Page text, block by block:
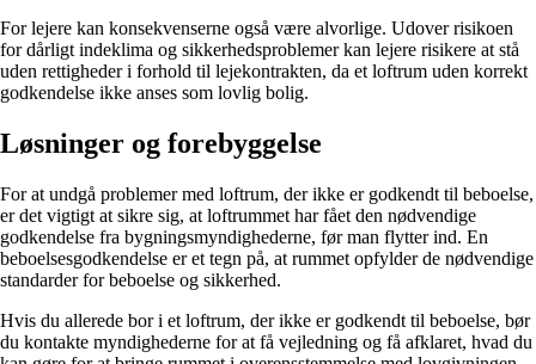
For lejere kan konsekvenserne også være alvorlige. Udover risikoen
for dårligt indeklima og sikkerhedsproblemer kan lejere risikere at stå
uden rettigheder i forhold til lejekontrakten, da et loftrum uden korrekt
godkendelse ikke anses som lovlig bolig.
Løsninger og forebyggelse
For at undgå problemer med loftrum, der ikke er godkendt til beboelse,
er det vigtigt at sikre sig, at loftrummet har fået den nødvendige
godkendelse fra bygningsmyndighederne, før man flytter ind. En
beboelsesgodkendelse er et tegn på, at rummet opfylder de nødvendige
standarder for beboelse og sikkerhed.
Hvis du allerede bor i et loftrum, der ikke er godkendt til beboelse, bør
du kontakte myndighederne for at få vejledning og få afklaret, hvad du